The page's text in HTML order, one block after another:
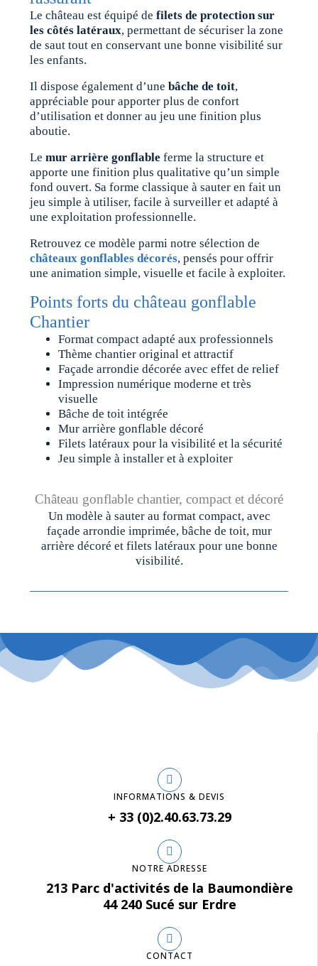
Le château est équipé defilets de protection sur
les côtés latéraux, permettant de sécuriser la zone
de saut tout en conservant une bonne visibilité sur
les enfants.
Il dispose également d’unebâche de toit,
appréciable pour apporter plus de confort
d’utilisation et donner au jeu une finition plus
aboutie.
Lemur arrière gonflable ferme la structure et
apporte une finition plus qualitative qu’un simple
fond ouvert. Sa forme classique à sauter en fait un
jeu simple à utiliser, facile à surveiller et adapté à
une exploitation professionnelle.
Retrouvez ce modèle parmi notre sélection de
châteaux gonflables décorés, pensés pour offrir
une animation simple, visuelle et facile à exploiter.
Points forts du château gonflable
Chantier
Format compact adapté aux professionnels
Thème chantier original et attractif
Façade arrondie décorée avec effet de relief
Impression numérique moderne et très
visuelle
Bâche de toit intégrée
Mur arrière gonflable décoré
Filets latéraux pour la visibilité et la sécurité
Jeu simple à installer et à exploiter
Château gonflable chantier, compact et décoré
Un modèle à sauter au format compact, avec
façade arrondie imprimée, bâche de toit, mur
arrière décoré et filets latéraux pour une bonne
visibilité.
INFORMATIONS & DEVIS
+ 33 (0)2.40.63.73.29
NOTRE ADRESSE
213 Parc d'activités de la Baumondière
44 240 Sucé sur Erdre
CONTACT